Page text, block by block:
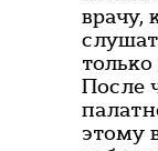
врачу,
После
этому